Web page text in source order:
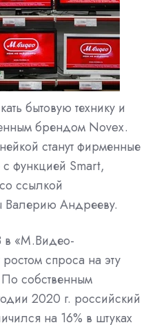
бытовую технику и
брендом Novex.
станут фирменные
функцией Smart,
ссылкой
Валерию Андрееву.
в «М.Видео-
спроса на эту
собственным
2020 г. российский
на 16% в штуках